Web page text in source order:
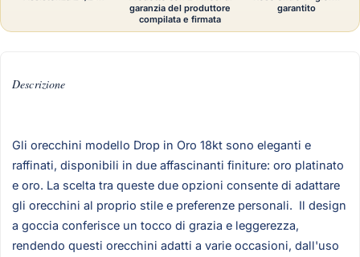
Descrizione
Gli orecchini modello Drop in Oro 18kt sono eleganti e
raffinati, disponibili in due affascinanti finiture: oro platinato
e oro. La scelta tra queste due opzioni consente di adattare
gli orecchini al proprio stile e preferenze personali. Il design
a goccia conferisce un tocco di grazia e leggerezza,
rendendo questi orecchini adatti a varie occasioni, dall'uso
garanzia del produttore
compilata e firmata
garantito